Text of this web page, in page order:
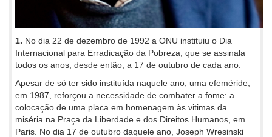
1. No dia 22 de dezembro de 1992 a ONU instituiu o Dia
Internacional para Erradicação da Pobreza, que se assinala
todos os anos, desde então, a 17 de outubro de cada ano.
Apesar de só ter sido instituída naquele ano, uma efeméride,
em 1987, reforçou a necessidade de combater a fome: a
colocação de uma placa em homenagem às vitimas da
miséria na Praça da Liberdade e dos Direitos Humanos, em
Paris. No dia 17 de outubro daquele ano, Joseph Wresinski